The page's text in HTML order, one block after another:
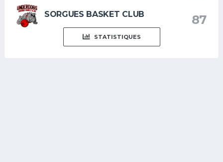
87
SORGUES BASKET CLUB
STATISTIQUES